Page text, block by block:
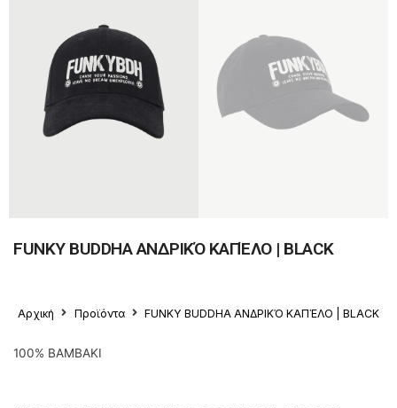
FUNKY BUDDHA ΑΝΔΡΙΚΌ ΚΑΠΈΛΟ | BLACK
Αρχική Προϊόντα FUNKY BUDDHA ΑΝΔΡΙΚΌ ΚΑΠΈΛΟ | BLACK
100% ΒΑΜΒΑΚΙ